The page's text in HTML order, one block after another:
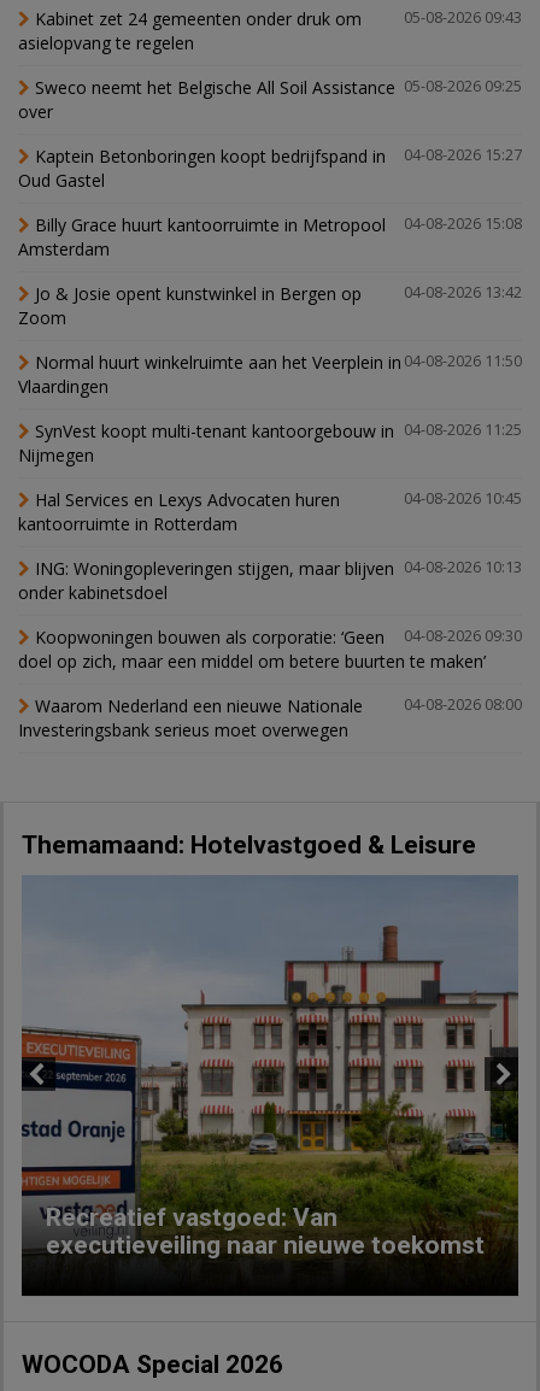
05-08-2026 09:43
Kabinet zet 24 gemeenten onder druk om
asielopvang te regelen
05-08-2026 09:25
Sweco neemt het Belgische All Soil Assistance
over
04-08-2026 15:27
Kaptein Betonboringen koopt bedrijfspand in
Oud Gastel
04-08-2026 15:08
Billy Grace huurt kantoorruimte in Metropool
Amsterdam
04-08-2026 13:42
Jo & Josie opent kunstwinkel in Bergen op
Zoom
04-08-2026 11:50
Normal huurt winkelruimte aan het Veerplein in
Vlaardingen
04-08-2026 11:25
SynVest koopt multi-tenant kantoorgebouw in
Nijmegen
04-08-2026 10:45
Hal Services en Lexys Advocaten huren
kantoorruimte in Rotterdam
04-08-2026 10:13
ING: Woningopleveringen stijgen, maar blijven
onder kabinetsdoel
04-08-2026 09:30
Koopwoningen bouwen als corporatie: ‘Geen
doel op zich, maar een middel om betere buurten te maken’
04-08-2026 08:00
Waarom Nederland een nieuwe Nationale
Investeringsbank serieus moet overwegen
Themamaand: Hotelvastgoed & Leisure
Recreatief vastgoed: Van
executieveiling naar nieuwe toekomst
Next
WOCODA Special 2026